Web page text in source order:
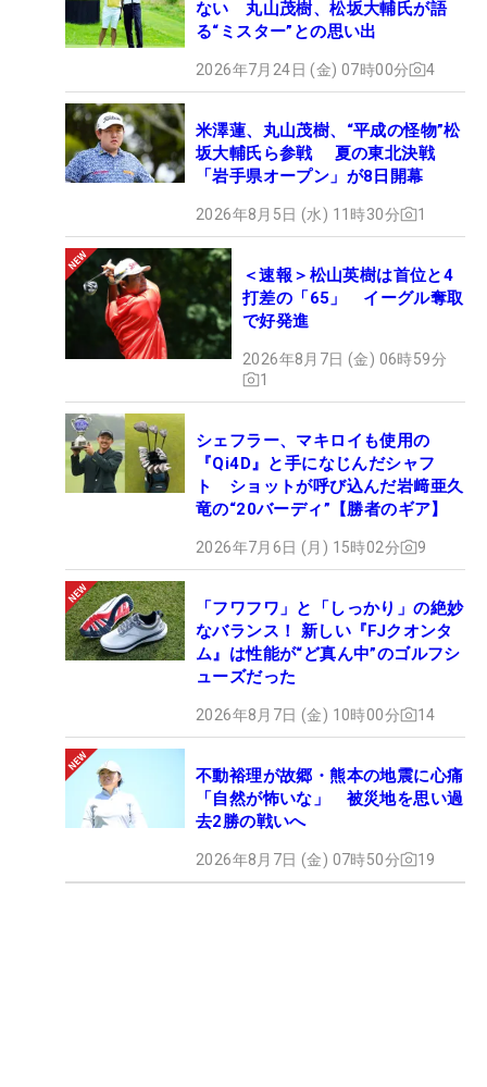
て気持ちが楽になりました」。連続バーディが来よ
うが、心が揺れてプレッシャーをかけることなく、
普段通りのプレーができるようになった。
今大会、キャディを務めた琴音さんは5年前から公
私ともに“相棒”で昨年5月に入籍をした。過去2勝も
琴音さんがバッグを担いでおり、今回は結婚後初優
勝となった。コース内でのサポートや“精神安定
剤”だけでなく、ゴルフ場を離れても食事面のサポー
トにも徹してくれている。「僕は恵まれているなと
思っています。結果で返すのがそれしかできないの
で、今年は絶対に勝ちたいと思っていました」と日
ごろの感謝を結果で恩返しできた。
今季は日本のみならず、アジアンツアーにも活躍の
場を広げている。「今年は日本とアジアでの優勝が
目標です。日本では1つ勝てたので、この後は2勝、
アでも…」。平常心を保てない指摘だけでなく、最
終日にいい位置から落とすことも二人で話し合って
きた。国内での複数回V、アジアでの優勝争いもこ
れからも二人三脚で追及していく。（文・小高拓）
ない 丸山茂樹、松坂大輔氏が語
る“ミスター”との思い出
2026年7月24日 (金) 07時00分 4
米澤蓮、丸山茂樹、“平成の怪物”松
坂大輔氏ら参戦 夏の東北決戦
「岩手県オープン」が8日開幕
2026年8月5日 (水) 11時30分 1
＜速報＞松山英樹は首位と4
打差の「65」 イーグル奪取
で好発進
2026年8月7日 (金) 06時59分
1
シェフラー、マキロイも使用の
『Qi4D』と手になじんだシャフ
ト ショットが呼び込んだ岩﨑亜久
竜の“20バーディ”【勝者のギア】
2026年7月6日 (月) 15時02分 9
「フワフワ」と「しっかり」の絶妙
なバランス！ 新しい『FJクオンタ
ム』は性能が“ど真ん中”のゴルフシ
ューズだった
2026年8月7日 (金) 10時00分 14
不動裕理が故郷・熊本の地震に心痛
「自然が怖いな」 被災地を思い過
去2勝の戦いへ
2026年8月7日 (金) 07時50分 19